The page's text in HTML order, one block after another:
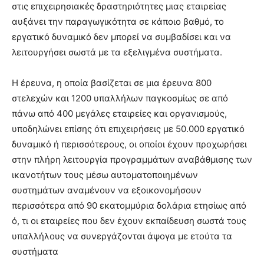
στις επιχειρησιακές δραστηριότητες μιας εταιρείας
αυξάνει την παραγωγικότητα σε κάποιο βαθμό, το
εργατικό δυναμικό δεν μπορεί να συμβαδίσει και να
λειτουργήσει σωστά με τα εξελιγμένα συστήματα.
Η έρευνα, η οποία βασίζεται σε μια έρευνα 800
στελεχών και 1200 υπαλλήλων παγκοσμίως σε από
πάνω από 400 μεγάλες εταιρείες και οργανισμούς,
υποδηλώνει επίσης ότι επιχειρήσεις με 50.000 εργατικό
δυναμικό ή περισσότερους, οι οποίοι έχουν προχωρήσει
στην πλήρη λειτουργία προγραμμάτων αναβάθμισης των
ικανοτήτων τους μέσω αυτοματοποιημένων
συστημάτων αναμένουν να εξοικονομήσουν
περισσότερα από 90 εκατομμύρια δολάρια ετησίως από
ό, τι οι εταιρείες που δεν έχουν εκπαίδευση σωστά τους
υπαλλήλους να συνεργάζονται άψογα με ετούτα τα
συστήματα